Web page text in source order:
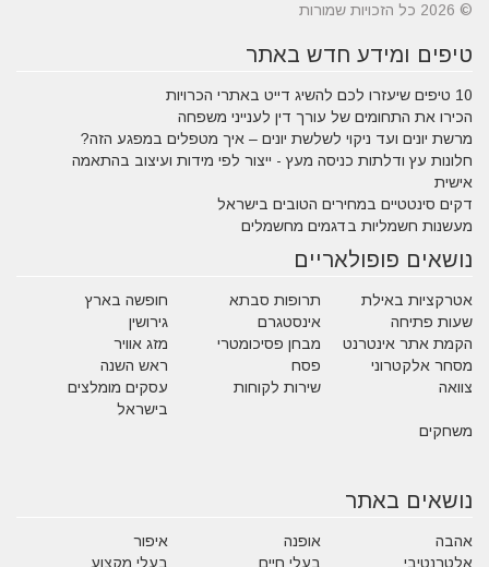
© 2026 כל הזכויות שמורות
טיפים ומידע חדש באתר
10 טיפים שיעזרו לכם להשיג דייט באתרי הכרויות
הכירו את התחומים של עורך דין לענייני משפחה
מרשת יונים ועד ניקוי לשלשת יונים – איך מטפלים במפגע הזה?
חלונות עץ ודלתות כניסה מעץ - ייצור לפי מידות ועיצוב בהתאמה
אישית
דקים סינטטיים במחירים הטובים בישראל
מעשנות חשמליות בדגמים מחשמלים
נושאים פופולאריים
אטרקציות באילת תרופות סבתא
חופשה בארץ
שעות פתיחה
אינסטגרם
גירושין
הקמת אתר אינטרנט
מבחן פסיכומטרי
מזג אוויר
מסחר אלקטרוני
פסח
ראש השנה
צוואה
שירות לקוחות
עסקים מומלצים
בישראל
משחקים
נושאים באתר
אהבה אופנה
איפור
אלטרנטיבי
בעלי חיים בעלי מקצוע